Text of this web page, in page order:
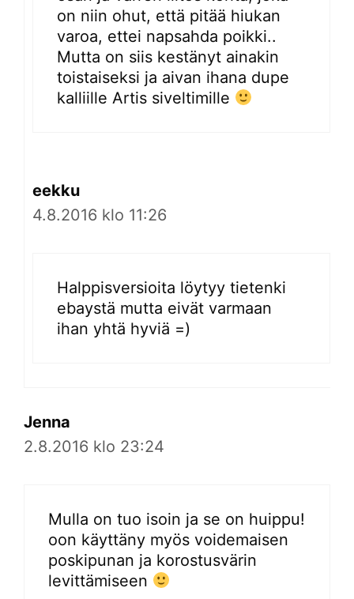
on niin ohut, että pitää hiukan
varoa, ettei napsahda poikki..
Mutta on siis kestänyt ainakin
toistaiseksi ja aivan ihana dupe
kalliille Artis siveltimille
eekku
4.8.2016 klo 11:26
Halppisversioita löytyy tietenki
ebaystä mutta eivät varmaan
ihan yhtä hyviä =)
Jenna
2.8.2016 klo 23:24
Mulla on tuo isoin ja se on huippu!
oon käyttäny myös voidemaisen
poskipunan ja korostusvärin
levittämiseen